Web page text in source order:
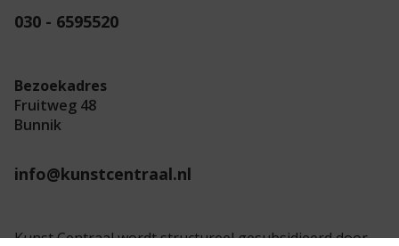
030 - 6595520
Bezoekadres
Fruitweg 48
Bunnik
info@kunstcentraal.nl
Kunst Centraal wordt structureel gesubsidieerd door